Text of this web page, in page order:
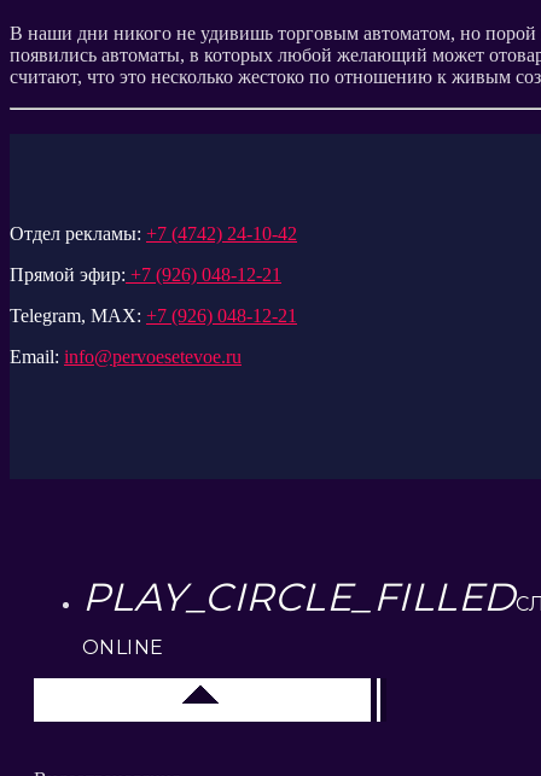
В наши дни никого не удивишь торговым автоматом, но порой
появились автоматы, в которых любой желающий может
считают, что это несколько жестоко по отношению к живым
Отдел рекламы: +7 (4742) 24-10-42
Прямой эфир: +7 (926) 048-12-21
Telegram, MAX: +7 (926) 048-12-21
Email: info@pervoesetevoe.ru
PLAY_CIRCLE_FILLED
ONLINE